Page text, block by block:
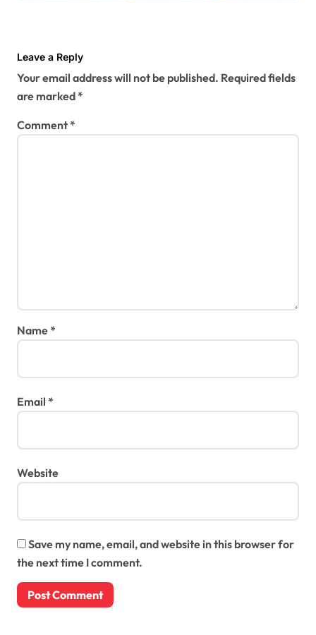
Leave a Reply
Your email address will not be published. Required fields
are marked*
Comment*
Name*
Email *
Website
Save my name, email, and website in this browser for
the next time I comment.